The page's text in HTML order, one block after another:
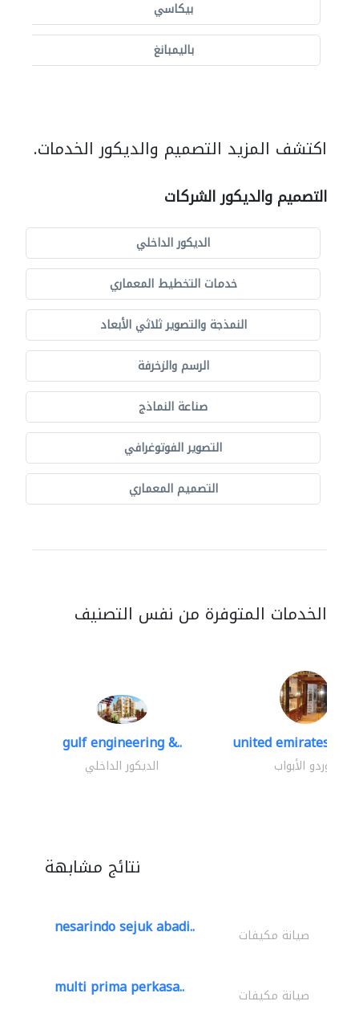
بيكاسي
باليمبانغ
اكتشف المزيد التصميم والديكور الخدمات.
التصميم والديكور الشركات
الديكور الداخلي
خدمات التخطيط المعماري
النمذجة والتصوير ثلاثي الأبعاد
الرسم والزخرفة
صناعة النماذج
التصوير الفوتوغرافي
التصميم المعماري
الخدمات المتوفرة من نفس التصنيف
gulf engineering &..
الديكور الداخلي
united emirates
موردو الأبواب
نتائج مشابهة
nesarindo sejuk abadi.. صيانة مكيفات
multi prima perkasa.. صيانة مكيفات